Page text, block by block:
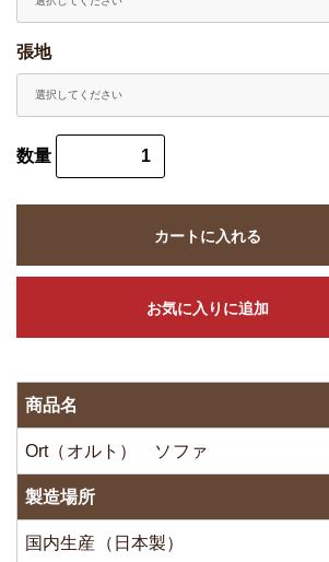
張地
数量
カートに入れる
お気に入りに追加
商品名
Ort（オルト） ソファ
製造場所
国内生産（日本製）